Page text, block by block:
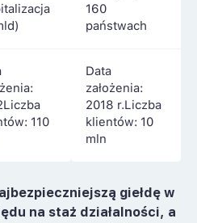
160
państwach
110
Data
założenia:
2018 r.Liczba
klientów: 10
mln
giełdę w
na staż działalności, a